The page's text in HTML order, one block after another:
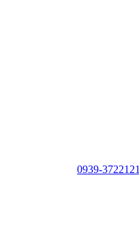
0939-3722121